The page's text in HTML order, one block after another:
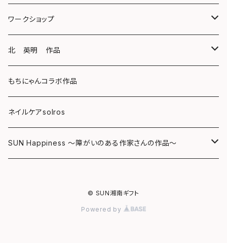
スマホケース
キーホルダー
バッグ
Tシャツ
ミラー
クリアファイル
ボールペン
キーホルダー
マグネット
シール
ワークショップ
海レジンアートボード
レジンチャーム
サンキャッチャー
北 英明 作品
ポストカード
もちにゃんコラボ作品
ネイルケアsolros
SUN Happiness ～障がいのある作家さんの作品～
© SUN湘南ギフト
Powered by